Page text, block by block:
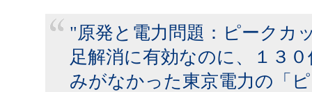
"原発と電力問題：ピークカ
足解消に有効なのに、１３
みがなかった東京電力の「